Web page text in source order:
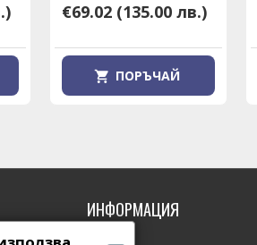
€69.02 (135.00 лв.)
ПОРЪЧАЙ
ИНФОРМАЦИЯ